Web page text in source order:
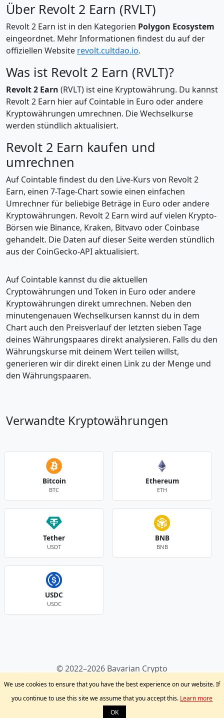
Über Revolt 2 Earn (RVLT)
Revolt 2 Earn ist in den Kategorien Polygon Ecosystem
eingeordnet. Mehr Informationen findest du auf der
offiziellen Website revolt.cultdao.io.
Was ist Revolt 2 Earn (RVLT)?
Revolt 2 Earn (RVLT) ist eine Kryptowährung. Du kannst
Revolt 2 Earn hier auf Cointable in Euro oder andere
Kryptowährungen umrechnen. Die Wechselkurse
werden stündlich aktualisiert.
Revolt 2 Earn kaufen und
umrechnen
Auf Cointable findest du den Live-Kurs von Revolt 2
Earn, einen 7-Tage-Chart sowie einen einfachen
Umrechner für beliebige Beträge in Euro oder andere
Kryptowährungen. Revolt 2 Earn wird auf vielen Krypto-
Börsen wie Binance, Kraken, Bitvavo oder Coinbase
gehandelt. Die Daten auf dieser Seite werden stündlich
aus der CoinGecko-API aktualisiert.
Auf Cointable kannst du die aktuellen
Cryptowährungen und Token in Euro oder andere
Kryptowährungen direkt umrechnen. Neben den
minutengenauen Wechselkursen kannst du in dem
Chart auch den Preisverlauf der letzten sieben Tage
deines Währungspaares direkt analysieren. Falls du den
Währungskurse mit deinem Wert teilen willst,
generieren wir dir direkt einen Link zu der Menge und
den Währungspaaren.
Verwandte Kryptowährungen
Bitcoin
BTC
Ethereum
ETH
Tether
USDT
BNB
BNB
USDC
USDC
© 2022–2026 Bavarian Crypto
Kryptowährungen
Privacy Policy
Disclaimer
Krypto Blog
Support
We use cookies to ensure that you have the best experience on our website. If
you continue to use this site we assume that you accept this. Learn more
OK